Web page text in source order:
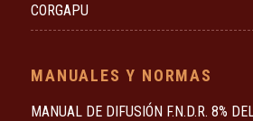
CORGAPU
MANUALES Y NORMAS
MANUAL DE DIFUSIÓN F.N.D.R. 8%